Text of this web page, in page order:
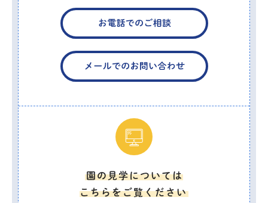
園の見学については
こちらをご覧ください